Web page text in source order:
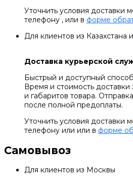
Уточнить условия доставки
телефону , или в форме
Для клиентов из Казахстана
Доставка курьерской
Быстрый и доступный
Время и стоимость доставки
и габаритов товара.
после полной предоплаты.
Уточнить условия доставки
телефону или или в форме
Самовывоз
Для клиентов из Москвы